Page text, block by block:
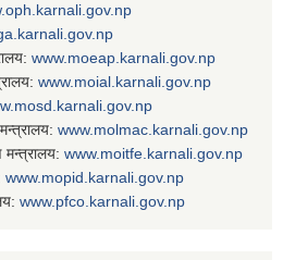
www.moeap.karnali.gov.np
www.moial.karnali.gov.np
mosd.karnali.gov.np
www.molmac.karnali.gov.np
मन्त्रालय: www.moitfe.karnali.gov.np
www.mopid.karnali.gov.np
www.pfco.karnali.gov.np